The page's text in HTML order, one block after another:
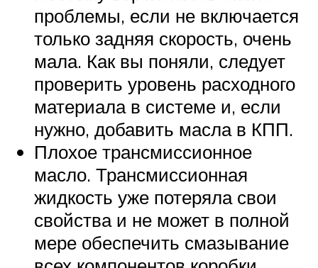
проблемы, если не включается
только задняя скорость, очень
мала. Как вы поняли, следует
проверить уровень расходного
материала в системе и, если
нужно, добавить масла в КПП.
Плохое трансмиссионное
масло. Трансмиссионная
жидкость уже потеряла свои
свойства и не может в полной
мере обеспечить смазывание